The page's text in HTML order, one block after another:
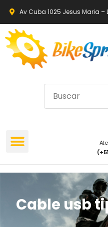
Av Cuba 1025 Jesus Maria –
Cable usb